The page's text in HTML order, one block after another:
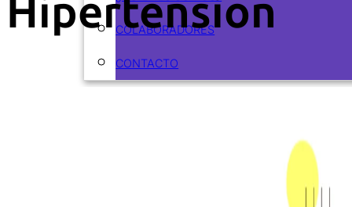
COLABORADORES
CONTACTO
Hipertension